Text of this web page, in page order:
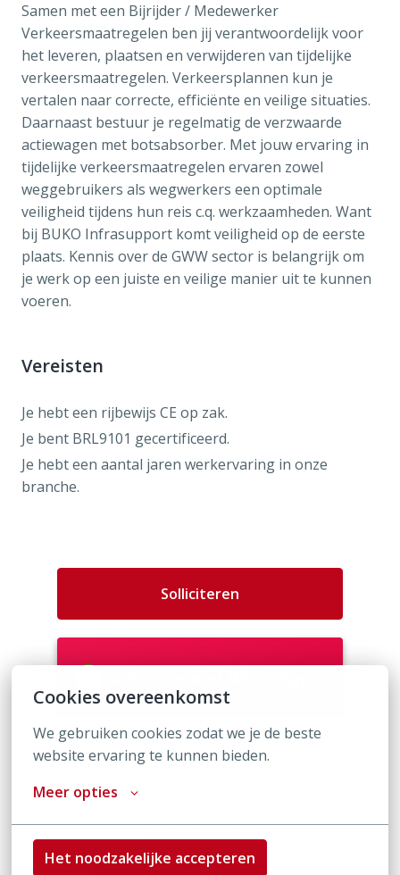
Cookies overeenkomst
We gebruiken cookies zodat we je de beste
website ervaring te kunnen bieden.
Meer opties
Het noodzakelijke accepteren
Samen met een Bijrijder / Medewerker
Verkeersmaatregelen ben jij verantwoordelijk voor
het leveren, plaatsen en verwijderen van tijdelijke
verkeersmaatregelen. Verkeersplannen kun je
vertalen naar correcte, efficiënte en veilige situaties.
Daarnaast bestuur je regelmatig de verzwaarde
actiewagen met botsabsorber. Met jouw ervaring in
tijdelijke verkeersmaatregelen ervaren zowel
weggebruikers als wegwerkers een optimale
veiligheid tijdens hun reis c.q. werkzaamheden. Want
bij BUKO Infrasupport komt veiligheid op de eerste
plaats. Kennis over de GWW sector is belangrijk om
je werk op een juiste en veilige manier uit te kunnen
voeren.
Vereisten
Je hebt een rijbewijs CE op zak.
Je bent BRL9101 gecertificeerd.
Je hebt een aantal jaren werkervaring in onze
branche.
Solliciteren